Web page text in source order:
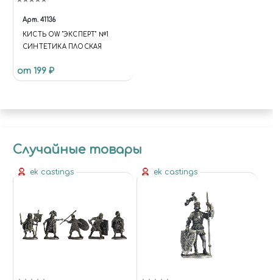
Арт. 41136
КИСТЬ OW "ЭКСПЕРТ" №1
СИНТЕТИКА ПЛОСКАЯ
от 199 ₽
Случайные товары
ek castings ek castings